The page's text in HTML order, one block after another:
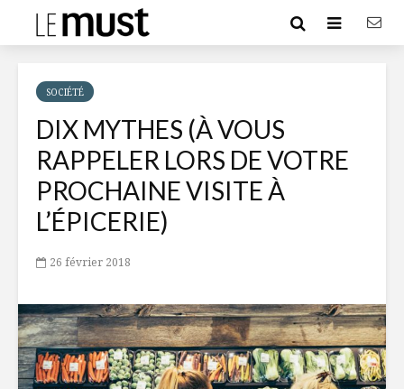
SOCIÉTÉ
DIX MYTHES (À VOUS
RAPPELER LORS DE VOTRE
PROCHAINE VISITE À
L’ÉPICERIE)
26 février 2018